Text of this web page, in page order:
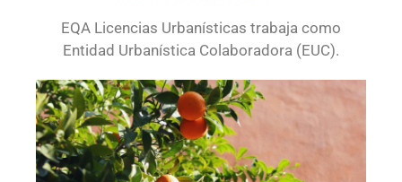
EQA Licencias Urbanísticas trabaja como
Entidad Urbanística Colaboradora (EUC).